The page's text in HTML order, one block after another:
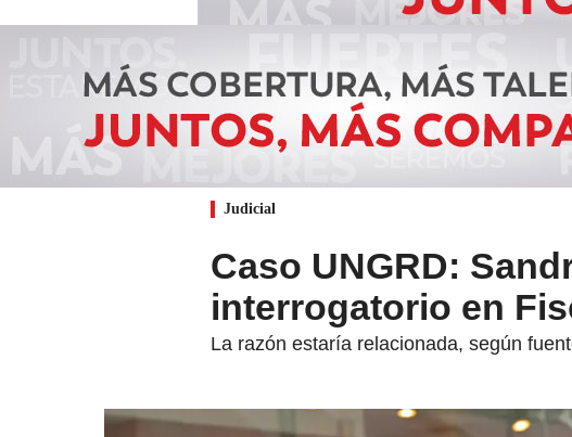
Judicial
Caso UNGRD:
interrogatorio en
La razón estaría relacionada, según